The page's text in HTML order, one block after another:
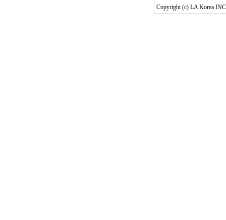
Copyright (c) LA Korea